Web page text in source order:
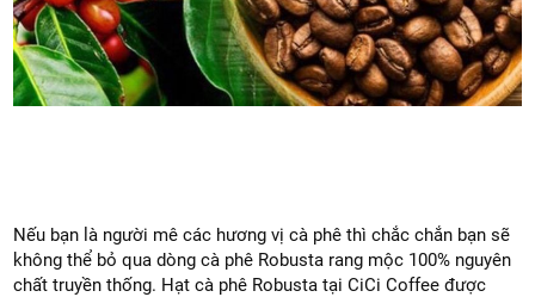
Nếu bạn là người mê các hương vị cà phê thì chắc chắn bạn sẽ
không thể bỏ qua dòng cà phê Robusta rang mộc 100% nguyên
chất truyền thống. Hạt cà phê Robusta tại CiCi Coffee được